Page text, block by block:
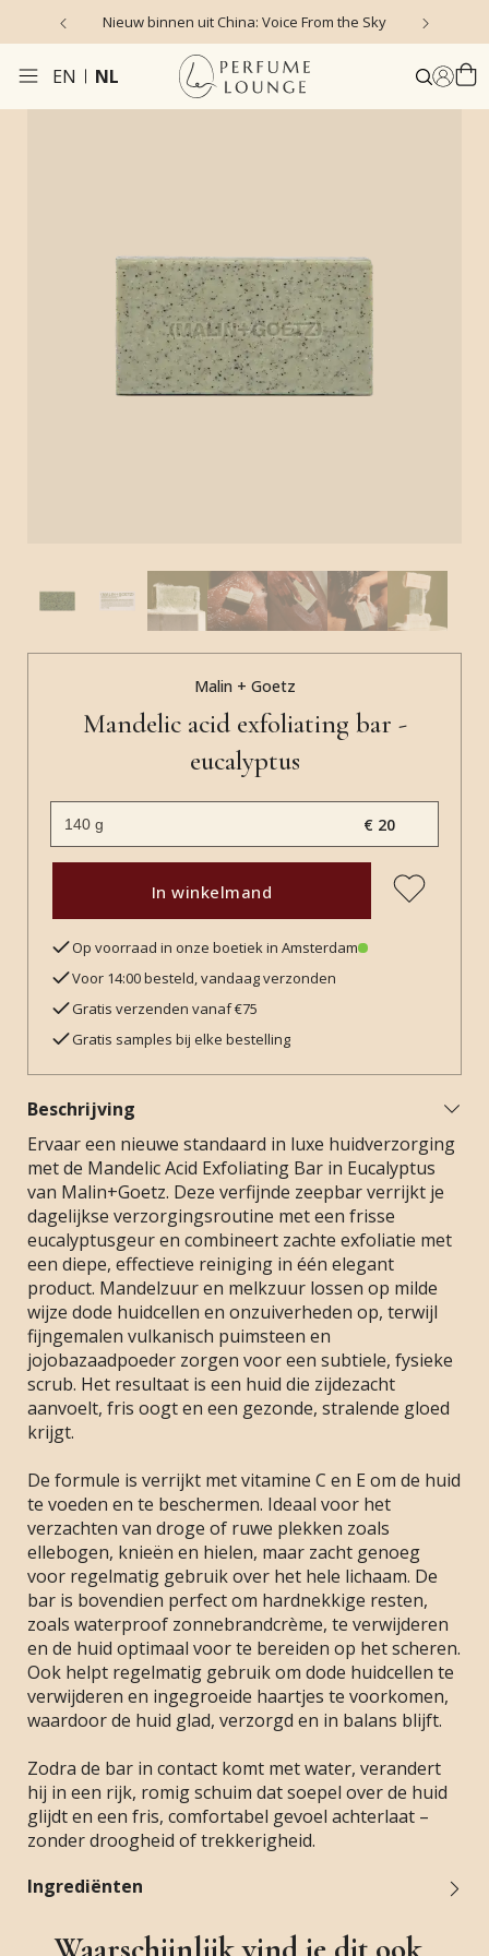
Nieuw binnen uit China: Voice From the Sky
EN NL
Malin + Goetz
Mandelic acid exfoliating bar -
eucalyptus
€ 20
In winkelmand
Op voorraad in onze boetiek in Amsterdam
Voor 14:00 besteld, vandaag verzonden
Gratis verzenden vanaf €75
Gratis samples bij elke bestelling
Beschrijving
Ervaar een nieuwe standaard in luxe huidverzorging
met de Mandelic Acid Exfoliating Bar in Eucalyptus
van Malin+Goetz. Deze verfijnde zeepbar verrijkt je
dagelijkse verzorgingsroutine met een frisse
eucalyptusgeur en combineert zachte exfoliatie met
een diepe, effectieve reiniging in één elegant
product. Mandelzuur en melkzuur lossen op milde
wijze dode huidcellen en onzuiverheden op, terwijl
fijngemalen vulkanisch puimsteen en
jojobazaadpoeder zorgen voor een subtiele, fysieke
scrub. Het resultaat is een huid die zijdezacht
aanvoelt, fris oogt en een gezonde, stralende gloed
krijgt.
De formule is verrijkt met vitamine C en E om de huid
te voeden en te beschermen. Ideaal voor het
verzachten van droge of ruwe plekken zoals
ellebogen, knieën en hielen, maar zacht genoeg
voor regelmatig gebruik over het hele lichaam. De
bar is bovendien perfect om hardnekkige resten,
zoals waterproof zonnebrandcrème, te verwijderen
en de huid optimaal voor te bereiden op het scheren.
Ook helpt regelmatig gebruik om dode huidcellen te
verwijderen en ingegroeide haartjes te voorkomen,
waardoor de huid glad, verzorgd en in balans blijft.
Zodra de bar in contact komt met water, verandert
hij in een rijk, romig schuim dat soepel over de huid
glijdt en een fris, comfortabel gevoel achterlaat –
zonder droogheid of trekkerigheid.
Ingrediënten